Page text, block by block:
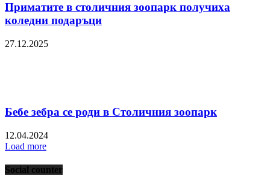
Приматите в столичния зоопарк получиха
коледни подаръци
27.12.2025
Бебе зебра се роди в Столичния зоопарк
12.04.2024
Load more
Social counter